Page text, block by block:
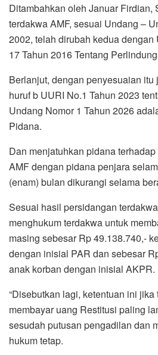
Ditambahkan oleh Januar Firdian,
terdakwa AMF, sesuai Undang –
2002, telah dirubah kedua
17 Tahun 2016 Tentang
Berlanjut, dengan penyesuaian
huruf b UURI No.1 Tahun 2023
Undang Nomor 1 Tahun 2026
Pidana.
Dan menjatuhkan pidana
AMF dengan pidana penjara
(enam) bulan dikurangi selama
Sesuai hasil persidangan
menghukum terdakwa untuk
masing sebesar Rp 49.138.740,-
dengan inisial PAR dan sebesar
anak korban dengan inisial AKPR.
“Disebutkan lagi, ketentuan ini
membayar uang Restitusi paling
sesudah putusan pengadilan dan
hukum tetap.